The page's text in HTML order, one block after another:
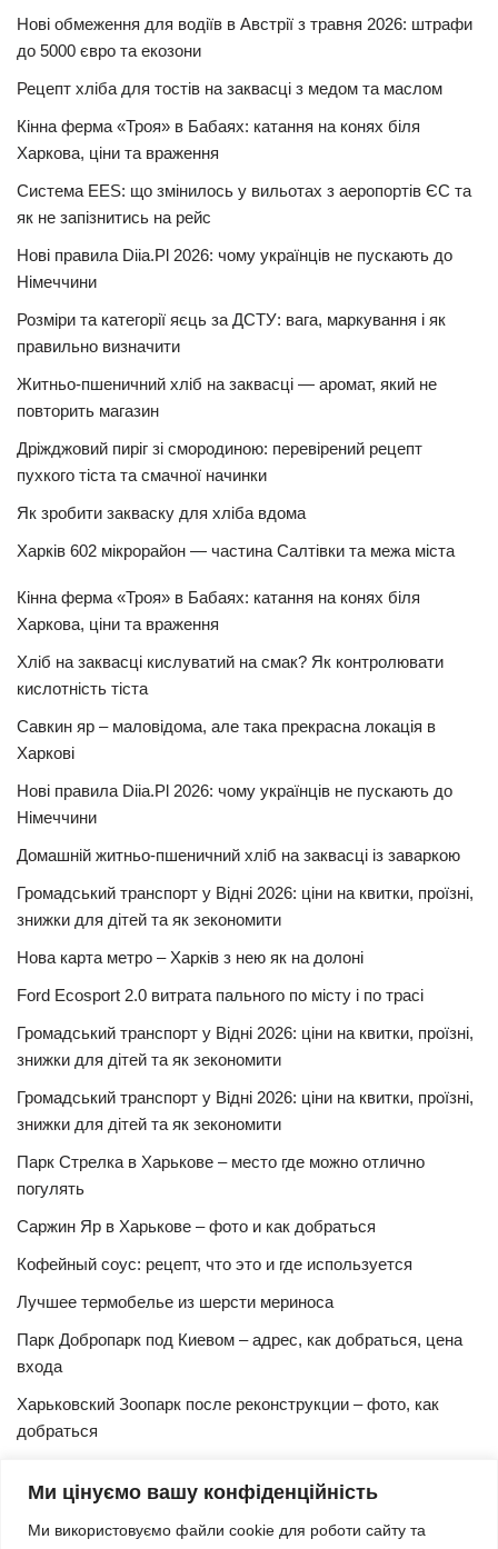
Ми цінуємо вашу конфіденційність
Ми використовуємо файли cookie для роботи сайту та
Нові обмеження для водіїв в Австрії з травня 2026: штрафи
до 5000 євро та екозони
Рецепт хліба для тостів на заквасці з медом та маслом
Кінна ферма «Троя» в Бабаях: катання на конях біля
Харкова, ціни та враження
Система EES: що змінилось у вильотах з аеропортів ЄС та
як не запізнитись на рейс
Нові правила Diia.Pl 2026: чому українців не пускають до
Німеччини
Розміри та категорії яєць за ДСТУ: вага, маркування і як
правильно визначити
Житньо-пшеничний хліб на заквасці — аромат, який не
повторить магазин
Дріжджовий пиріг зі смородиною: перевірений рецепт
пухкого тіста та смачної начинки
Як зробити закваску для хліба вдома
Харків 602 мікрорайон — частина Салтівки та межа міста
Кінна ферма «Троя» в Бабаях: катання на конях біля
Харкова, ціни та враження
Хліб на заквасці кислуватий на смак? Як контролювати
кислотність тіста
Савкин яр – маловідома, але така прекрасна локація в
Харкові
Нові правила Diia.Pl 2026: чому українців не пускають до
Німеччини
Домашній житньо-пшеничний хліб на заквасці із заваркою
Громадський транспорт у Відні 2026: ціни на квитки, проїзні,
знижки для дітей та як зекономити
Нова карта метро – Харків з нею як на долоні
Ford Ecosport 2.0 витрата пального по місту і по трасі
Громадський транспорт у Відні 2026: ціни на квитки, проїзні,
знижки для дітей та як зекономити
Громадський транспорт у Відні 2026: ціни на квитки, проїзні,
знижки для дітей та як зекономити
Парк Стрелка в Харькове – место где можно отлично
погулять
Саржин Яр в Харькове – фото и как добраться
Кофейный соус: рецепт, что это и где используется
Лучшее термобелье из шерсти мериноса
Парк Добропарк под Киевом – адрес, как добраться, цена
входа
Харьковский Зоопарк после реконструкции – фото, как
добраться
домашних условиях
Харьковская Швейцария – цены, адрес, как добраться